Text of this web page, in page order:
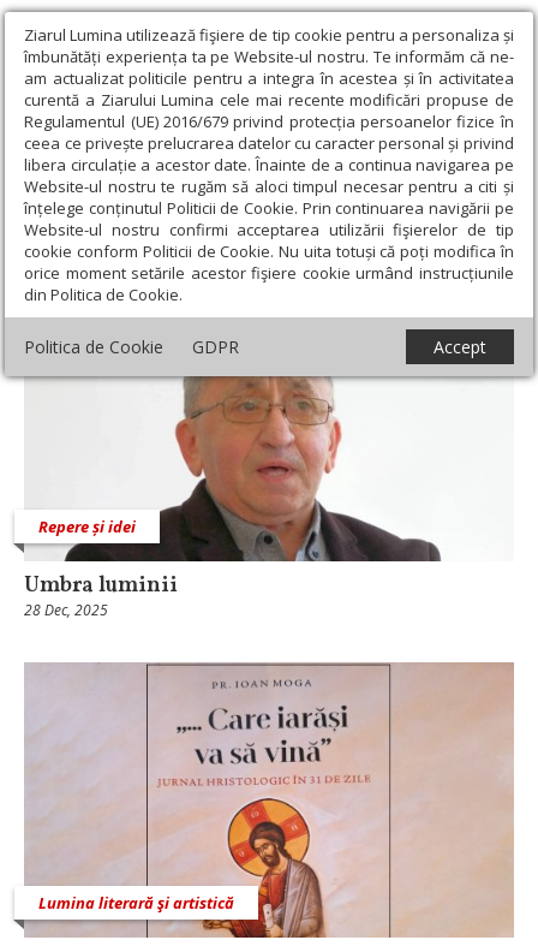
Ziarul Lumina utilizează fişiere de tip cookie pentru a personaliza și
îmbunătăți experiența ta pe Website-ul nostru. Te informăm că ne-
am actualizat politicile pentru a integra în acestea și în activitatea
curentă a Ziarului Lumina cele mai recente modificări propuse de
Regulamentul (UE) 2016/679 privind protecția persoanelor fizice în
ceea ce privește prelucrarea datelor cu caracter personal și privind
libera circulație a acestor date. Înainte de a continua navigarea pe
Website-ul nostru te rugăm să aloci timpul necesar pentru a citi și
înțelege conținutul Politicii de Cookie. Prin continuarea navigării pe
Website-ul nostru confirmi acceptarea utilizării fişierelor de tip
cookie conform Politicii de Cookie. Nu uita totuși că poți modifica în
orice moment setările acestor fişiere cookie urmând instrucțiunile
din Politica de Cookie.
Politica de Cookie GDPR Accept
Ziarul Lumina › Christian Crăciun
Christian Crăciun
Repere și idei
Umbra luminii
28 Dec, 2025
Lumina literară şi artistică